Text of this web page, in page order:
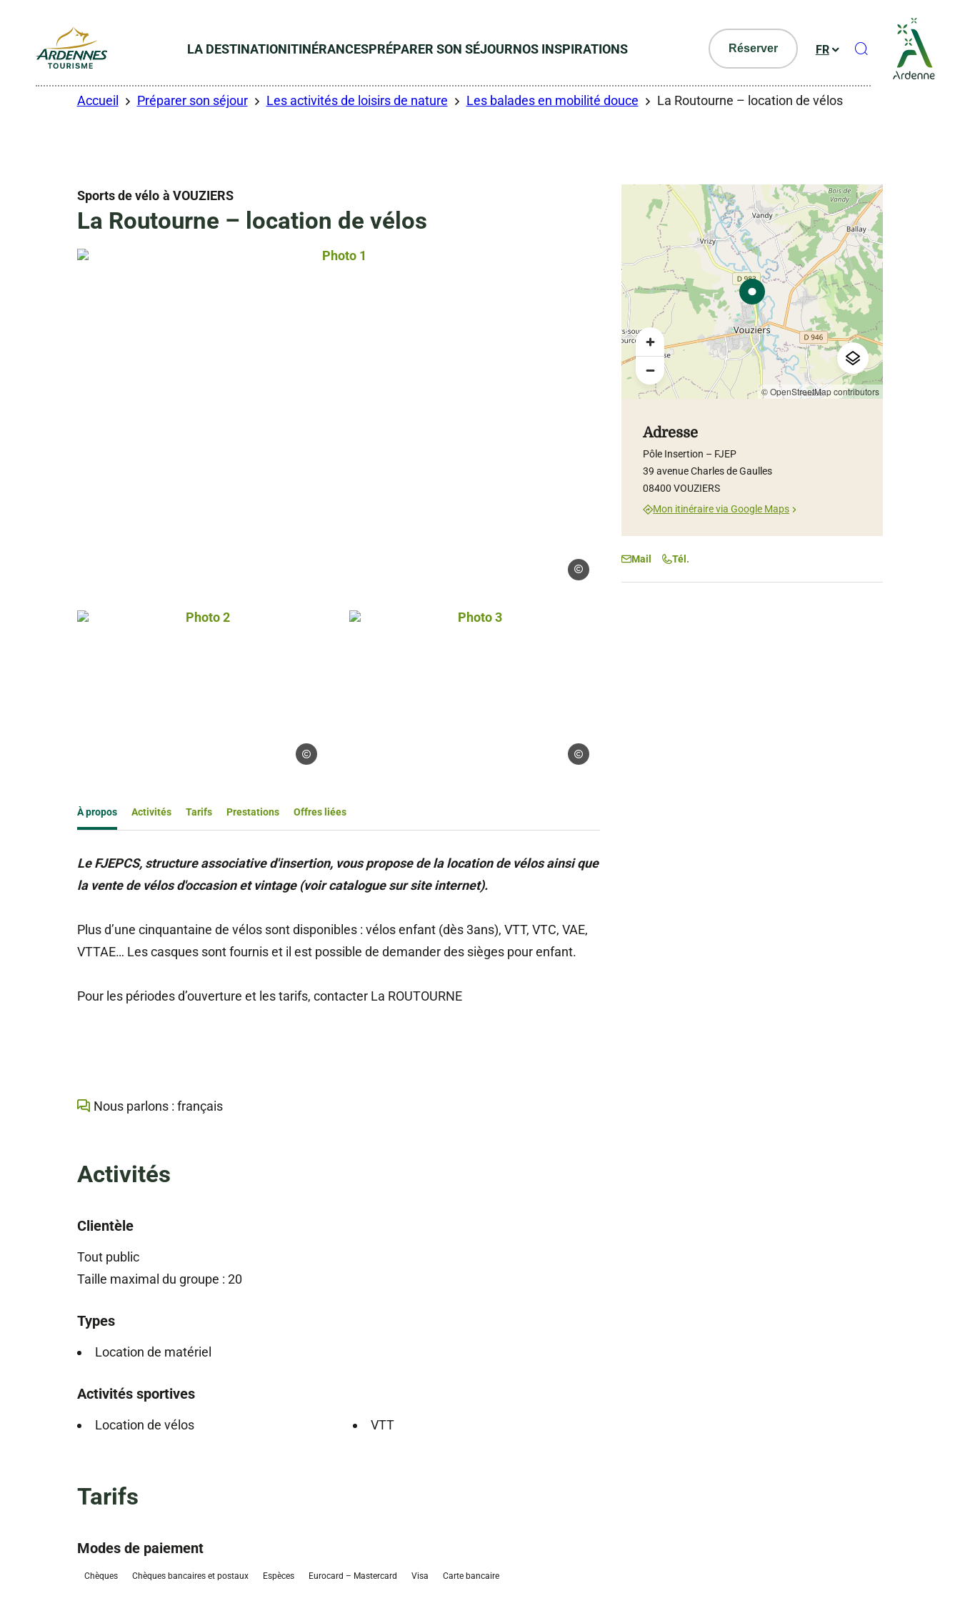
LA DESTINATIONITINÉRANCESPRÉPARER SON SÉJOURNOS INSPIRATIONS Réserver FR Ouvrir le
Accueil Préparer son séjour Les activités de loisirs de nature Les balades en mobilité douce La Routourne – location de vélos
Sports de vélo à VOUZIERS
La Routourne – location de vélos
Photo 1, © Droits gérés – FJEPCS
Droits gérés – FJEPCS
Photo 2, © Droits gérés – FJEPCS
Droits gérés – FJEPCS
Photo 3, © Droits gérés – FJEPCS
Droits gérés – FJEPCS
À propos Activités Tarifs Prestations Offres liées
Le FJEPCS, structure associative d'insertion, vous propose de la location de vélos ainsi que
la vente de vélos d'occasion et vintage (voir catalogue sur site internet).
Plus d’une cinquantaine de vélos sont disponibles : vélos enfant (dès 3ans), VTT, VTC, VAE,
VTTAE… Les casques sont fournis et il est possible de demander des sièges pour enfant.
Pour les périodes d’ouverture et les tarifs, contacter La ROUTOURNE
Nous parlons : français
Activités
Clientèle
Tout public
Taille maximal du groupe : 20
Types
Location de matériel
Activités sportives
Location de vélos VTT
Tarifs
Modes de paiement
Chèques Chèques bancaires et postaux Espèces Eurocard – Mastercard Visa Carte bancaire
© OpenStreetMap contributors
Adresse
Pôle Insertion – FJEP
39 avenue Charles de Gaulles
08400 VOUZIERS
Mon itinéraire via Google Maps
Mail Tél.